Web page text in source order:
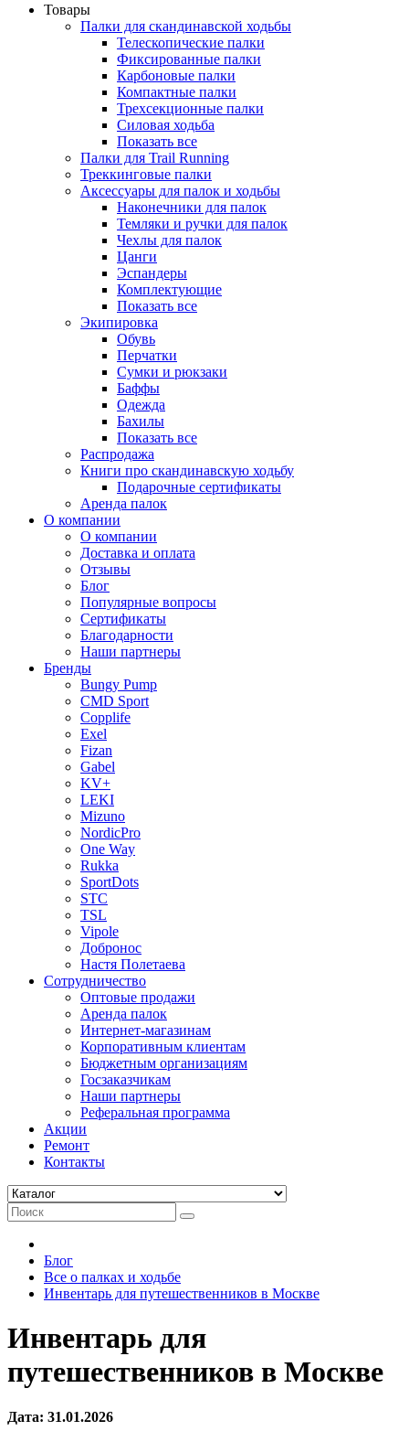
Товары
Палки для скандинавской ходьбы
Телескопические палки
Фиксированные палки
Карбоновые палки
Компактные палки
Трехсекционные палки
Силовая ходьба
Показать все
Палки для Trail Running
Треккинговые палки
Аксессуары для палок и ходьбы
Наконечники для палок
Темляки и ручки для палок
Чехлы для палок
Цанги
Эспандеры
Комплектующие
Показать все
Экипировка
Обувь
Перчатки
Сумки и рюкзаки
Баффы
Одежда
Бахилы
Показать все
Распродажа
Книги про скандинавскую ходьбу
Подарочные сертификаты
Аренда палок
О компании
О компании
Доставка и оплата
Отзывы
Блог
Популярные вопросы
Сертификаты
Благодарности
Наши партнеры
Бренды
Bungy Pump
CMD Sport
Copplife
Exel
Fizan
Gabel
KV+
LEKI
Mizuno
NordicPro
One Way
Rukka
SportDots
STC
TSL
Vipole
Добронос
Настя Полетаева
Сотрудничество
Оптовые продажи
Аренда палок
Интернет-магазинам
Корпоративным клиентам
Бюджетным организациям
Госзаказчикам
Наши партнеры
Реферальная программа
Акции
Ремонт
Контакты
Блог
Все о палках и ходьбе
Инвентарь для путешественников в Москве
Инвентарь для
путешественников в Москве
Дата: 31.01.2026